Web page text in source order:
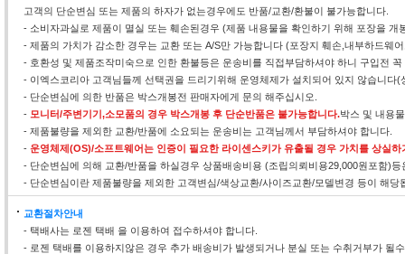
고객의 단순변심 또는 제품의 하자가 없는경우에도 반품/교환/환불이 불가능합니다.
- 소비자과실로 제품이 멸실 또는 훼손된경우 (제품 내용물을 확인하기 위해 포장을 개
- 제품의 가치가 감소한 경우는 교환 또는 A/S만 가능합니다 (포장지 훼손,내부하드웨
- 호환성 및 제품조작미숙으로 인한 환불등은 운송비를 직접부담하셔야 하니 구입전
- 이엑스코리아 고객님들께 선택권을 드리기위해 운영체제가 설치되어 있지 않습니다
- 단순변심에 의한 반품은 박스개봉전 판매자에게 문의 해주십시오.
- 모니터/주변기기,소모품의 경우 박스개봉 후 단순반품은 불가능합니다.박스 및 내용
- 제품불량을 제외한 교환/반품에 소요되는 운송비는 고객님께서 부담하셔야 합니다.
- 운영체제(OS)/소프트웨어는 인증이 필요한 라이센스키가 유출될 경우 가치를 상실
- 단순변심에 의해 교환/반품을 하실경우 상품배송비용 (조립의뢰비용29,000원포함)
- 단순변심이란 제품불량을 제외한 고객변심/색상교환/사이즈교환/모델변경 등이 해당
교환절차안내
- 택배사는 로젠 택배 을 이용하여 접수하셔야 합니다.
- 로젠 택배를 이용하지않은 경우 추가 배송비가 발생되거나 분실 또는 수취거부가 될